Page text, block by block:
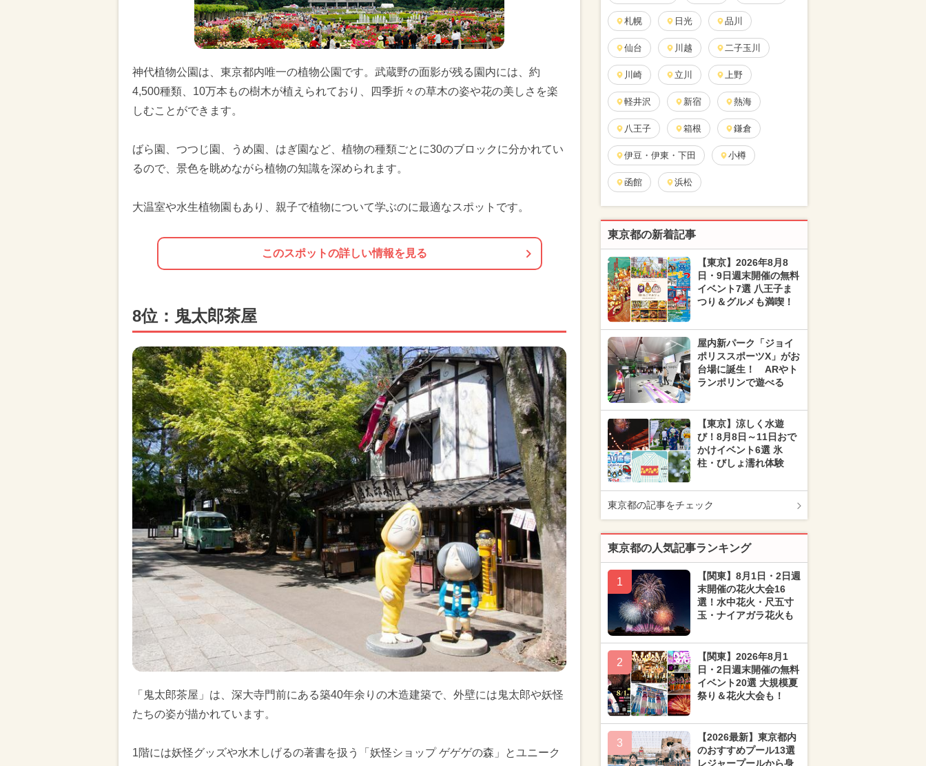
神代植物公園は、東京都内唯一の植物公園です。武蔵野の面影が残る園内には、約
4,500種類、10万本もの樹木が植えられており、四季折々の草木の姿や花の美しさを楽
しむことができます。
ばら園、つつじ園、うめ園、はぎ園など、植物の種類ごとに30のブロックに分かれてい
るので、景色を眺めながら植物の知識を深められます。
大温室や水生植物園もあり、親子で植物について学ぶのに最適なスポットです。
このスポットの詳しい情報を見る
8位：鬼太郎茶屋
「鬼太郎茶屋」は、深大寺門前にある築40年余りの木造建築で、外壁には鬼太郎や妖怪
たちの姿が描かれています。
1階には妖怪グッズや水木しげるの著書を扱う「妖怪ショップ ゲゲゲの森」とユニーク
札幌 日光 品川
仙台 川越 二子玉川
川崎 立川 上野
軽井沢 新宿 熱海
八王子 箱根 鎌倉
伊豆・伊東・下田 小樽
函館 浜松
東京都の新着記事
【東京】2026年8月8
日・9日週末開催の無料
イベント7選 八王子ま
つり＆グルメも満喫！
屋内新パーク「ジョイ
ポリススポーツX」がお
台場に誕生！ ARやト
ランポリンで遊べる
【東京】涼しく水遊
び！8月8日～11日おで
かけイベント6選 氷
柱・びしょ濡れ体験
東京都の記事をチェック
東京都の人気記事ランキング
1
【関東】8月1日・2日週
末開催の花火大会16
選！水中花火・尺五寸
玉・ナイアガラ花火も
2
【関東】2026年8月1
日・2日週末開催の無料
イベント20選 大規模夏
祭り＆花火大会も！
3
【2026最新】東京都内
のおすすめプール13選
レジャープールから身